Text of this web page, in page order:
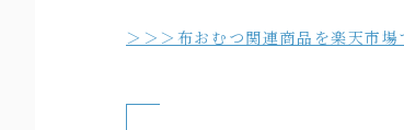
＞＞＞布おむつ関連商品を楽天市場